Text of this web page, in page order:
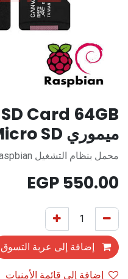
ميموري Micro SD سعة 64 جيجابايت
محمل بنظام التشغيل Raspbian لبوردة الرازبري باي
550.00
إضافة إلى عربة التسوق
إضافة إلى قائمة الأمنيات